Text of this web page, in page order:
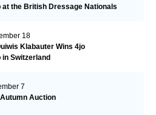
at the British Dressage Nationals
18
Klabauter Wins 4jo
Switzerland
7
Auction